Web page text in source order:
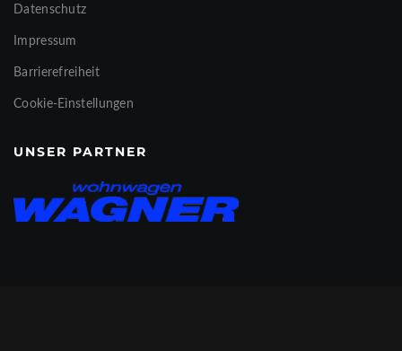
Datenschutz
Impressum
Barrierefreiheit
Cookie-Einstellungen
UNSER PARTNER